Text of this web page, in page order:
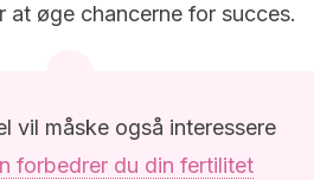
at øge chancerne for succes.
vil måske også interessere
forbedrer du din fertilitet